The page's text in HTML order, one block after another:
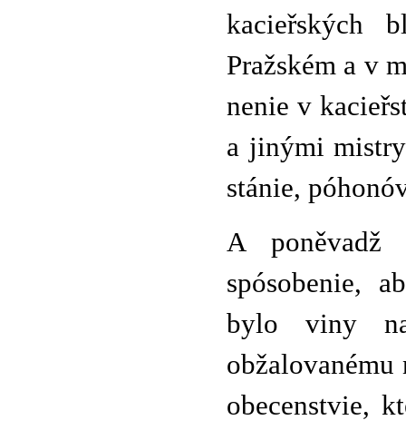
kacieřských
Pražském a v
nenie v
a jinými
stánie,
A poněvadž
spósobenie,
bylo viny
obecenstvie,